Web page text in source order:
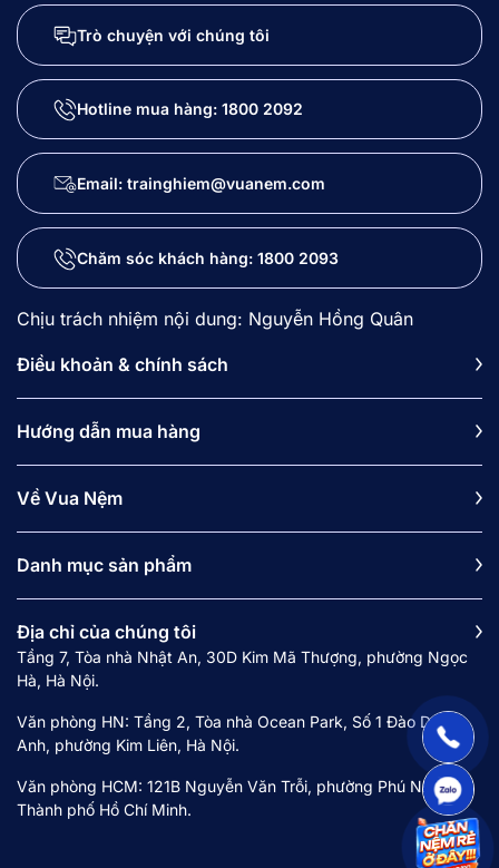
Trò chuyện với chúng tôi
Hotline mua hàng: 1800 2092
Email: trainghiem@vuanem.com
Chăm sóc khách hàng: 1800 2093
Chịu trách nhiệm nội dung: Nguyễn Hồng Quân
Điều khoản & chính sách
Hướng dẫn mua hàng
Về Vua Nệm
Danh mục sản phẩm
Địa chỉ của chúng tôi
Tầng 7, Tòa nhà Nhật An, 30D Kim Mã Thượng, phường Ngọc
Hà, Hà Nội.
Văn phòng HN: Tầng 2, Tòa nhà Ocean Park, Số 1 Đào Duy
Anh, phường Kim Liên, Hà Nội.
Văn phòng HCM: 121B Nguyễn Văn Trỗi, phường Phú Nhuận,
Thành phố Hồ Chí Minh.